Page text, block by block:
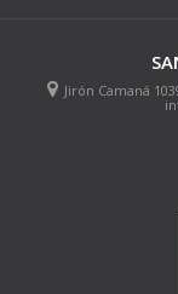
Jirón Camaná